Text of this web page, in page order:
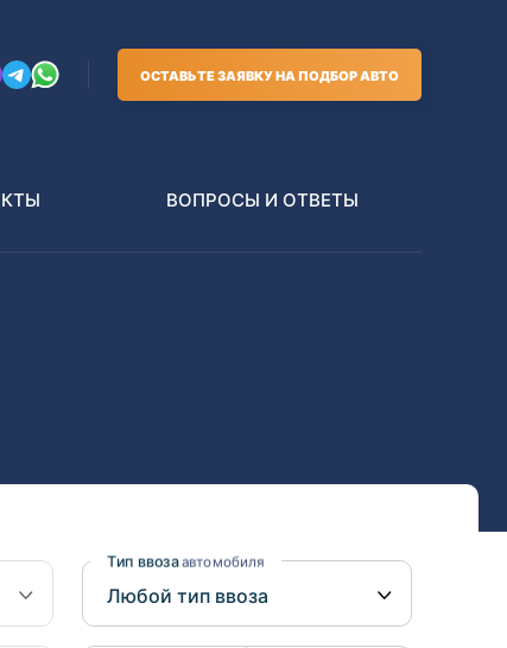
ОСТАВЬТЕ ЗАЯВКУ НА ПОДБОР АВТО
Nissan
Mitsubishi
Isuzu
ВОПРОСЫ И ОТВЕТЫ
Тип ввозаавтомобиля